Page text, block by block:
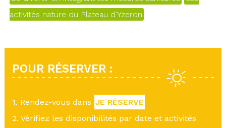
activités nature du Plateau d'Yzeron
POUR RÉSERVER :
1. Rendez-vous dans JE RÉSERVE
2. Vérifiez les disponibilités par date et activités